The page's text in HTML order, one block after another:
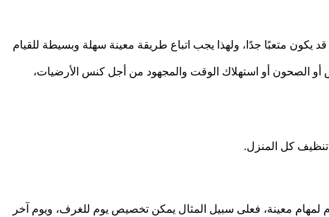
يكون متعبًا جدًا، ولهذا يجب اتباع طريقة معينة سهلة وبسيطة للقيام
أو الصحون أو استهلاك الوقت والمجهود من أجل كنس الأرضيات،
كل المنزل.
لمهام معينة، فعلى سبيل المثال يمكن تخصيص يوم للغرف، ويوم آخر